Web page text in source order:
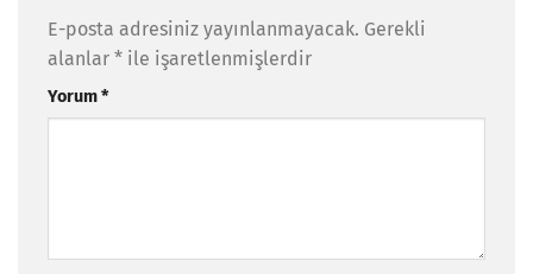
E-posta adresiniz yayınlanmayacak. Gerekli
alanlar * ile işaretlenmişlerdir
Yorum*